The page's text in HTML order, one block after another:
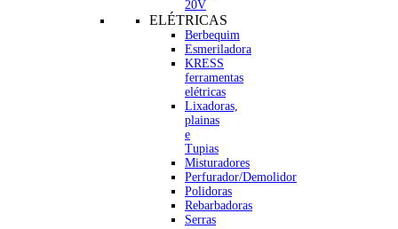
20V
ELÉTRICAS
Berbequim
Esmeriladora
KRESS
ferramentas
elétricas
Lixadoras,
plainas
e
Tupias
Misturadores
Perfurador/Demolidor
Polidoras
Rebarbadoras
Serras